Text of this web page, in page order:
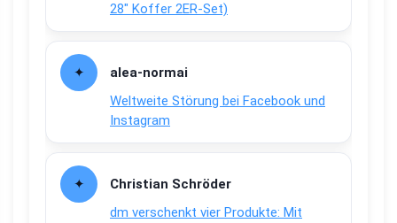
28″ Koffer 2ER-Set)
alea-normai
Weltweite Störung bei Facebook und
Instagram
Christian Schröder
dm verschenkt vier Produkte: Mit